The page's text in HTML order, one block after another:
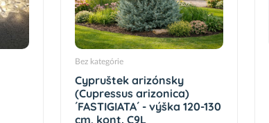
Bez kategórie
Cypruštek arizónsky
(Cupressus arizonica)
´FASTIGIATA´ - výška 120-130
cm, kont. C9L